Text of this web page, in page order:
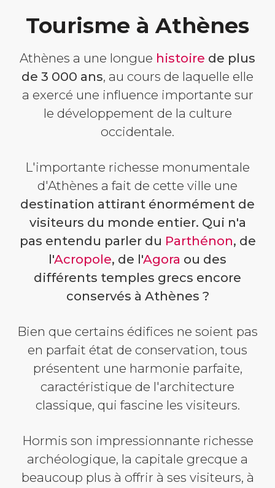
Tourisme à Athènes
Athènes a une longue histoire de plus
de 3 000 ans, au cours de laquelle elle
a exercé une influence importante sur
le développement de la culture
occidentale.
L'importante richesse monumentale
d'Athènes a fait de cette ville une
destination attirant énormément de
visiteurs du monde entier. Qui n'a
pas entendu parler du Parthénon, de
l'Acropole, de l'Agora ou des
différents temples grecs encore
conservés à Athènes ?
Bien que certains édifices ne soient pas
en parfait état de conservation, tous
présentent une harmonie parfaite,
caractéristique de l'architecture
classique, qui fascine les visiteurs.
Hormis son impressionnante richesse
archéologique, la capitale grecque a
beaucoup plus à offrir à ses visiteurs, à